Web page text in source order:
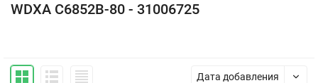
WDXA C6852B-80 - 31006725
Дата добавления